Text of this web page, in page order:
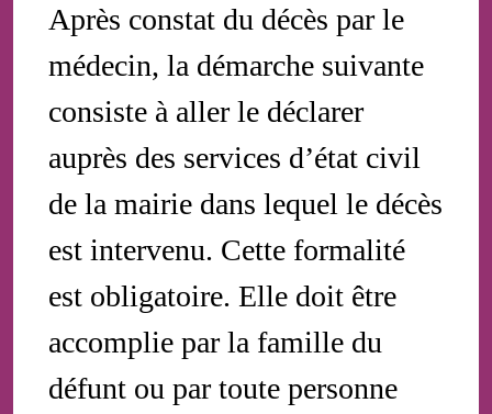
Après constat du décès par le
médecin, la démarche suivante
consiste à aller le déclarer
auprès des services d’état civil
de la mairie dans lequel le décès
est intervenu. Cette formalité
est obligatoire. Elle doit être
accomplie par la famille du
défunt ou par toute personne